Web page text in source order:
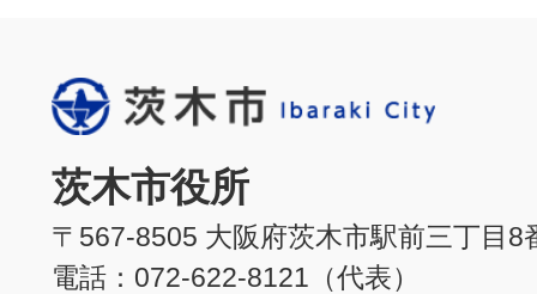
茨木市役所
〒567-8505 大阪府茨木市駅前三丁目8
電話：072-622-8121（代表）